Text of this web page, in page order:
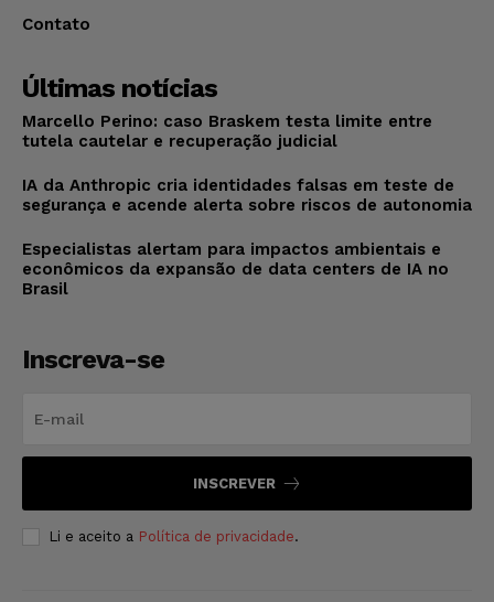
Contato
Últimas notícias
Marcello Perino: caso Braskem testa limite entre
tutela cautelar e recuperação judicial
IA da Anthropic cria identidades falsas em teste de
segurança e acende alerta sobre riscos de autonomia
Especialistas alertam para impactos ambientais e
econômicos da expansão de data centers de IA no
Brasil
Inscreva-se
INSCREVER
Li e aceito a Política de privacidade.